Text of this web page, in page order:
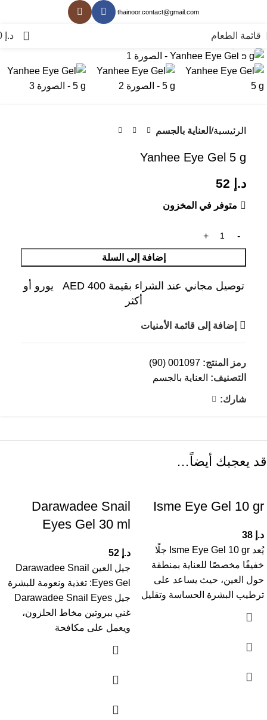
thainoor.contact@gmail.com
قائمة الطعام 0 د.إ
انقر للتكبير
الرئيسية العناية بالجسم
Yanhee Eye Gel 5 g
د.إ
متوفر في المخزون
إضافة إلى السلة
توصيل مجاني عند الشراء بقيمة AED 400 يورو أو
أكثر
إضافة إلى قائمة الأمنيات
رمز المنتج: 001097 (90)
التصنيف: العناية بالجسم
شارك:
قد يعجبك أيضاً…
Isme Eye Gel 10 gr
د.إ
يُعد Isme Eye Gel 10 gr جلًا
خفيفًا مخصصًا للعناية بمنطقة
حول العين، حيث يساعد على
ترطيب البشرة الحساسة وتقليل
Darawadee Snail
Eyes Gel 30 ml
د.إ
جيل العين Darawadee Snail
Eyes Gel: تغذية ونعومة للبشرة
جيل Darawadee Snail Eyes
غني ببروتين مخاط الحلزون،
ويعمل على مكافحة